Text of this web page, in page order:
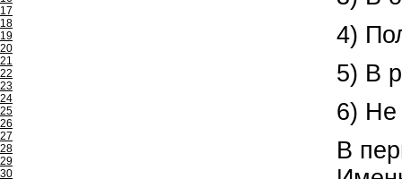
17
18
19
20
21
22
23
24
25
26
27
28
29
30
4)
5) В
6) Не
В